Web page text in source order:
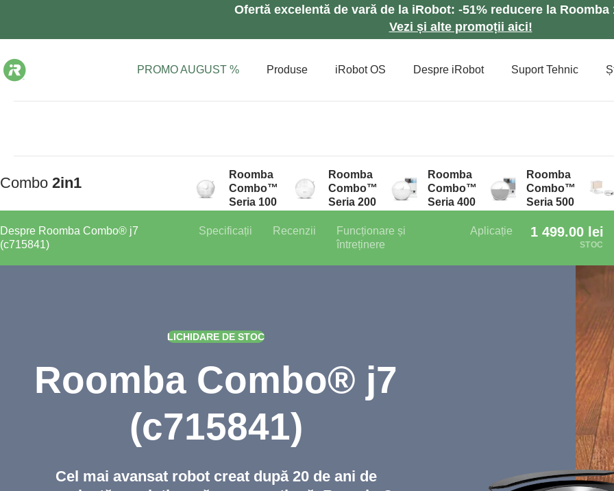
Ofertă excelentă de vară de la iRobot: -51% reducere la Roomba
Vezi și alte promoții aici!
PROMO AUGUST % Produse iRobot OS Despre iRobot Suport Tehnic
Combo 2in1
Roomba
Combo™
Seria 100
Roomba
Combo™
Seria 200
Roomba
Combo™
Seria 400
Roomba
Combo™
Seria 500
Despre Roomba Combo® j7
(c715841)
Specificații Recenzii
Funcționare și
întreținere
Aplicație 1 499.00 lei
STOC
LICHIDARE DE STOC
Roomba Combo® j7
(c715841)
Cel mai avansat robot creat după 20 de ani de